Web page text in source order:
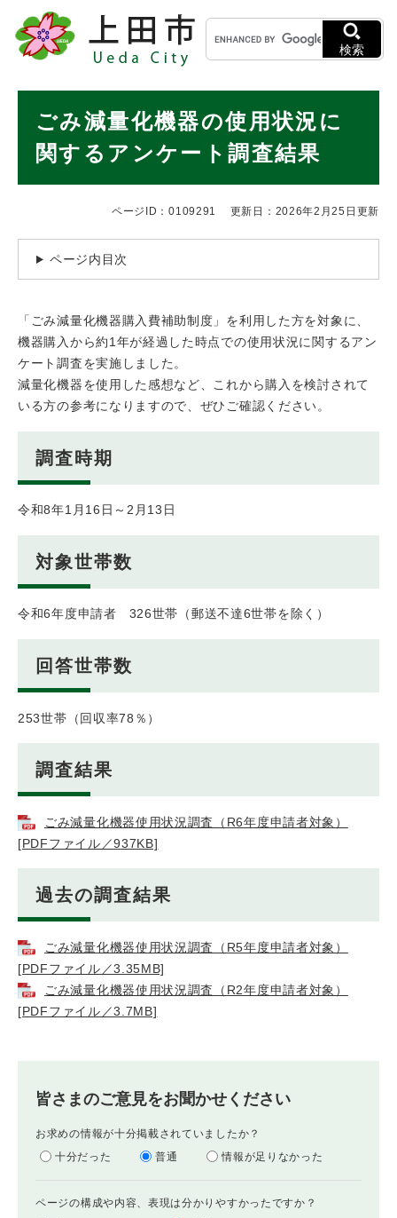
メニューを飛ばして本文へ
キ
ー
ワ
検
検索
ごみ減量化機器の使用状況に
関するアンケート調査結果
ページID：0109291 更新日：2026年2月25日更新
ページ内目次
「ごみ減量化機器購入費補助制度」を利用した方を対象に、
機器購入から約1年が経過した時点での使用状況に関するアン
ケート調査を実施しました。
減量化機器を使用した感想など、これから購入を検討されて
いる方の参考になりますので、ぜひご確認ください。
調査時期
令和8年1月16日～2月13日
対象世帯数
令和6年度申請者 326世帯（郵送不達6世帯を除く）
回答世帯数
253世帯（回収率78％）
調査結果
ごみ減量化機器使用状況調査（R6年度申請者対象）
[PDFファイル／937KB]
過去の調査結果
ごみ減量化機器使用状況調査（R5年度申請者対象）
[PDFファイル／3.35MB]
ごみ減量化機器使用状況調査（R2年度申請者対象）
[PDFファイル／3.7MB]
皆さまのご意見をお聞かせください
お求めの情報が十分掲載されていましたか？
十分だった
普通 情報が足りなかった
ページの構成や内容、表現は分かりやすかったですか？